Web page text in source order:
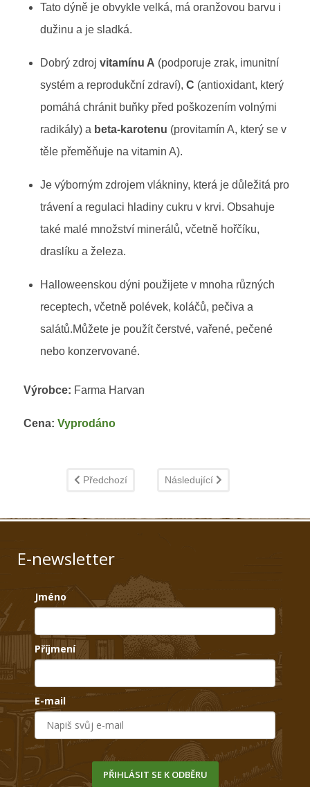
Tato dýně je obvykle velká, má oranžovou barvu i
dužinu a je sladká.
Dobrý zdroj vitamínu A (podporuje zrak, imunitní
systém a reprodukční zdraví), C (antioxidant, který
pomáhá chránit buňky před poškozením volnými
radikály) a beta-karotenu (provitamín A, který se v
těle přeměňuje na vitamin A).
Je výborným zdrojem vlákniny, která je důležitá pro
trávení a regulaci hladiny cukru v krvi. Obsahuje
také malé množství minerálů, včetně hořčíku,
draslíku a železa.
Halloweenskou dýni použijete v mnoha různých
receptech, včetně polévek, koláčů, pečiva a
salátů.Můžete je použít čerstvé, vařené, pečené
nebo konzervované.
Výrobce: Farma Harvan
Cena: Vyprodáno
Předchozí článek: Dýně Hokaido
Předchozí Další článek: Červená řepa
Následující
E-newsletter
Jméno
Příjmení
E-mail
PŘIHLÁSIT SE K ODBĚRU